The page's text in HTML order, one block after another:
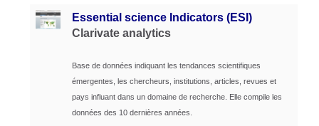
Essential science Indicators (ESI)
Clarivate analytics
Base de données indiquant les tendances scientifiques
émergentes, les chercheurs, institutions, articles, revues et
pays influant dans un domaine de recherche. Elle compile les
données des 10 dernières années.